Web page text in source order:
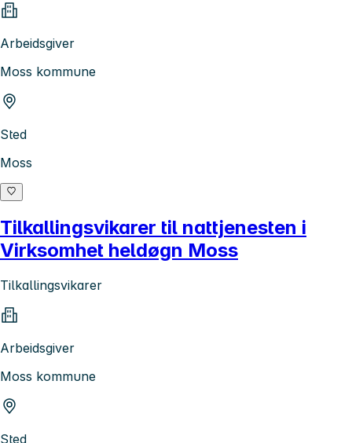
Arbeidsgiver
Moss kommune
Sted
Moss
Tilkallingsvikarer til nattjenesten i
Virksomhet heldøgn Moss
Tilkallingsvikarer
Arbeidsgiver
Moss kommune
Sted